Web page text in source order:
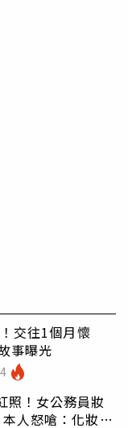
交往1個月懷
事曝光
照！女公務員妝
人怒嗆：化妝有